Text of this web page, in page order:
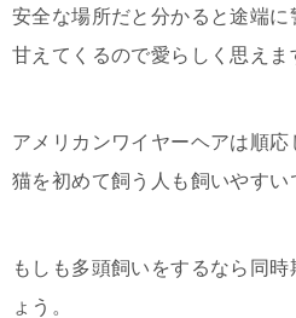
安全な場所だと分かると途端
甘えてくるので愛らしく思えま
アメリカンワイヤーヘアは順応
猫を初めて飼う人も飼いやすい
もしも多頭飼いをするなら同
ょう。